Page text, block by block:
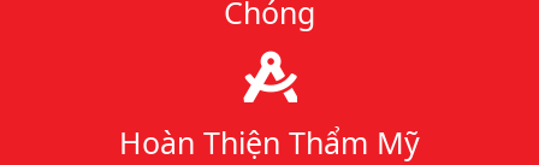
Chóng
Hoàn Thiện Thẩm Mỹ